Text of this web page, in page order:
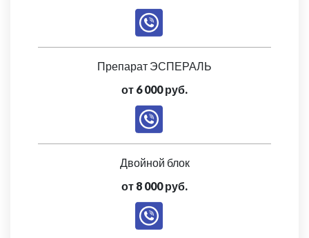
Препарат ЭСПЕРАЛЬ
от 6 000 руб.
Двойной блок
от 8 000 руб.